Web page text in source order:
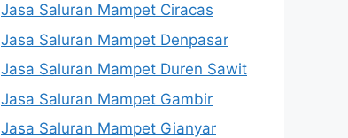
Jasa Saluran Mampet Ciracas
Jasa Saluran Mampet Denpasar
Jasa Saluran Mampet Duren Sawit
Jasa Saluran Mampet Gambir
Jasa Saluran Mampet Gianyar